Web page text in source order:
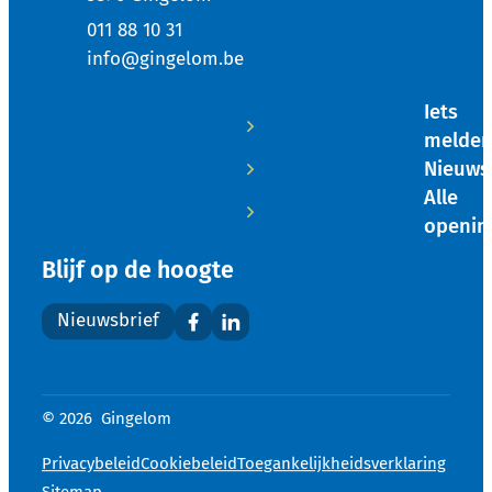
011 88 10 31
E-mailinfo@gingelom.be
Iets
melden
Nieuws
Alle
Blijf op de hoogte
Nieuwsbrief
FacebookLinkedIn
© 2026 Gingelom
PrivacybeleidCookiebeleidToegankelijkheidsverklaring